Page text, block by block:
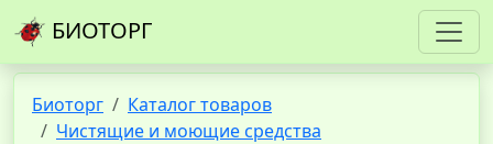
БИОТОРГ
Биоторг
Каталог товаров
Чистящие и моющие средства